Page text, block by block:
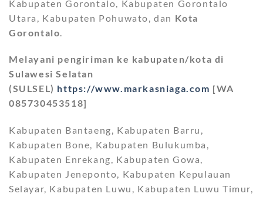
Kabupaten Gorontalo, Kabupaten Gorontalo
Utara, Kabupaten Pohuwato, dan Kota
Gorontalo
Melayani pengiriman ke kabupaten/kota di
Sulawesi Selatan
(SULSEL) https://www.markasniaga.com [WA
085730453518]
Kabupaten Bantaeng, Kabupaten Barru,
Kabupaten Bone, Kabupaten Bulukumba,
Kabupaten Enrekang, Kabupaten Gowa,
Kabupaten Jeneponto, Kabupaten Kepulauan
Selayar, Kabupaten Luwu, Kabupaten Luwu Timur,